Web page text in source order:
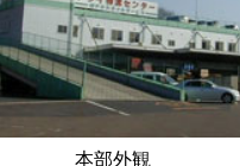
本部外観